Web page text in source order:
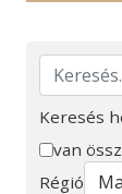
Keresés
Keresés
van
Régió